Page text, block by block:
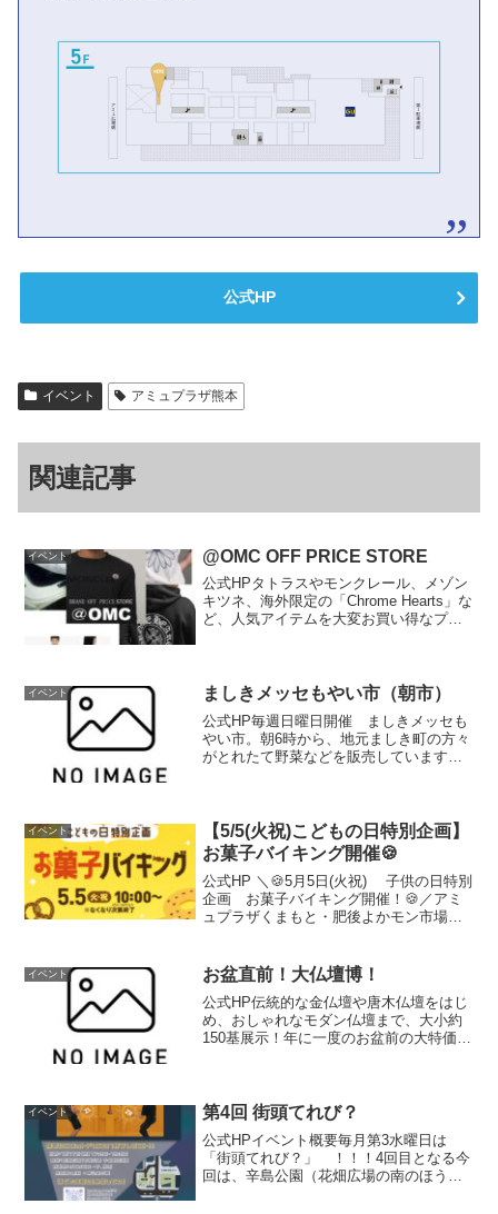
公式HP
イベント アミュプラザ熊本
関連記事
イベント @OMC OFF PRICE STORE
公式HPタトラスやモンクレール、メゾン
キツネ、海外限定の「Chrome Hearts」な
ど、人気アイテムを大変お買い得なプラ
イベント ましきメッセもやい市（朝市）
公式HP毎週日曜日開催 ましきメッセも
やい市。朝6時から、地元ましき町の方々
がとれたて野菜などを販売しています。
～8時（売切れ...
イベント
【5/5(火祝)こどもの日特別企画】
お菓子バイキング開催🍪
公式HP ＼🍪5月5日(火祝) 子供の日特別
企画 お菓子バイキング開催！🍪／アミ
ュプラザくまもと・肥後よかモン市場の
ント！【 開催日時 】2026年5月5日
（火祝...
イベント お盆直前！大仏壇博！
公式HP伝統的な金仏壇や唐木仏壇をはじ
め、おしゃれなモダン仏壇まで、大小約
150基展示！年に一度のお盆前の大特価を
グやお買い替え等、...
イベント 第4回 街頭てれび？
公式HPイベント概要毎月第3水曜日は
「街頭てれび？」 ！！！4回目となる今
回は、辛島公園（花畑広場の南のほう）